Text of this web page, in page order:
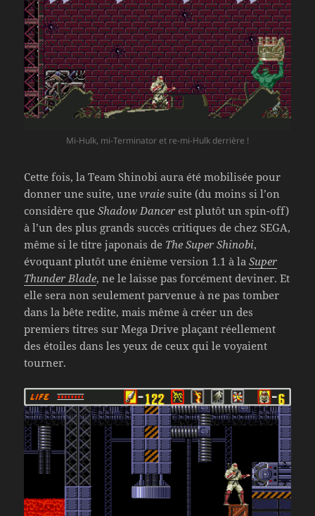
Mi-Hulk, mi-Terminator et re-mi-Hulk derrière !
Cette fois, la Team Shinobi aura été mobilisée pour
donner une suite, unevraie suite (du moins si l’on
considère queShadow Dancer est plutôt un spin-off)
à l’un des plus grands succès critiques de chez SEGA,
même si le titre japonais de The Super Shinobi,
évoquant plutôt une énième version 1.1 à laSuper
Thunder Blade, ne le laisse pas forcément deviner. Et
elle sera non seulement parvenue à ne pas tomber
dans la bête redite, mais même à créer un des
premiers titres sur Mega Drive plaçant réellement
des étoiles dans les yeux de ceux qui le voyaient
tourner.